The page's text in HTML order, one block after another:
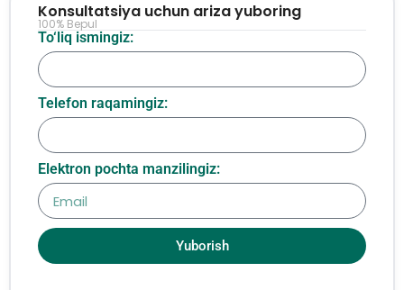
To‘liq ismingiz:
Telefon raqamingiz:
Elektron pochta manzilingiz:
Yuborish
Konsultatsiya uchun ariza yuboring
100% Bepul